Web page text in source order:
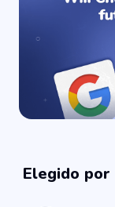
Elegido por